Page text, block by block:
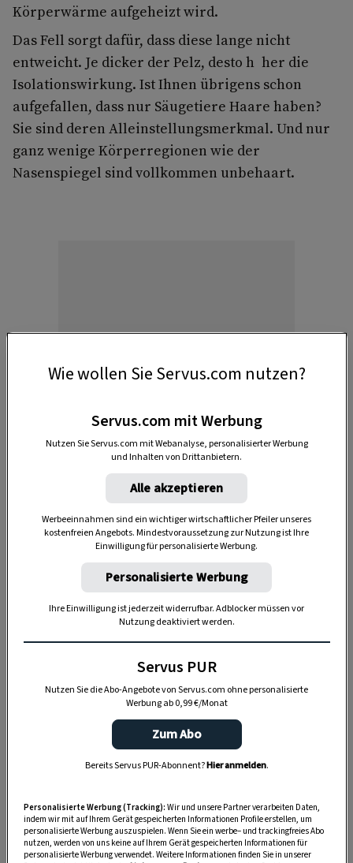
Körperwärme aufgeheizt wird.
Das Fell sorgt dafür, dass diese lange nicht
entweicht. Je dicker der Pelz, desto h her die
Isolationswirkung. Ist Ihnen übrigens schon
aufgefallen, dass nur Säugetiere Haare haben?
Sie sind deren Alleinstellungsmerkmal. Und nur
ganz wenige Körperregionen wie der
Nasenspiegel sind vollkommen unbehaart.
Anzeige
Der Hund
Je nach Rasse haben Hunde mehr oder
weniger Wollhaare. BeiHuskys, einer
besonders kälteresistenten Art, kommen auf
einen Quadratzentimeter Haut bis zu 20.000
Unterwolle bezeichnet. Sie kann insgesamt
mehr als ein halbes Kilo ausmachen.
Extravagant ist derPudel: Sein Fell besteht
nur aus Wollhaaren, die geschnitten oder
allein ausfallen.
VerschiedeneWindhundehaben dagegen
kaum Unterwolle und nur kurzes Deckhaar.
Wie wollen Sie Servus.com nutzen?
Servus.com mit Werbung
Nutzen Sie Servus.com mit Webanalyse, personalisierter Werbung
und Inhalten von Drittanbietern.
Alle akzeptieren
Werbeeinnahmen sind ein wichtiger wirtschaftlicher Pfeiler unseres
kostenfreien Angebots. Mindestvoraussetzung zur Nutzung ist Ihre
Einwilligung für personalisierte Werbung.
Personalisierte Werbung
Ihre Einwilligung ist jederzeit widerrufbar. Adblocker müssen vor
Nutzung deaktiviert werden.
Servus PUR
Nutzen Sie die Abo-Angebote von Servus.com ohne personalisierte
Werbung ab 0,99 €/Monat
Zum Abo
Bereits Servus PUR-Abonnent?Hier anmelden.
Personalisierte Werbung (Tracking): Wir und unsere Partner verarbeiten Daten,
indem wir mit auf Ihrem Gerät gespeicherten Informationen Profile erstellen, um
personalisierte Werbung auszuspielen. Wenn Sie ein werbe– und trackingfreies Abo
nutzen, werden von uns keine auf Ihrem Gerät gespeicherten Informationen für
personalisierte Werbung verwendet. Weitere Informationen finden Sie in unserer